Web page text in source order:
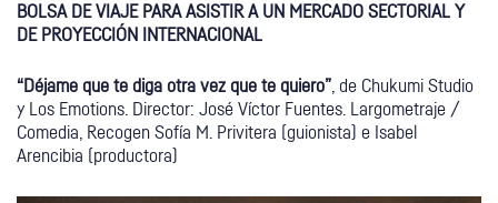
BOLSA DE VIAJE PARA ASISTIR A UN MERCADO SECTORIAL Y
DE PROYECCIÓN INTERNACIONAL
“Déjame que te diga otra vez que te quiero” , de Chukumi Studio
y Los Emotions. Director: José Víctor Fuentes. Largometraje /
Comedia, Recogen Sofía M. Privitera (guionista) e Isabel
Arencibia (productora)